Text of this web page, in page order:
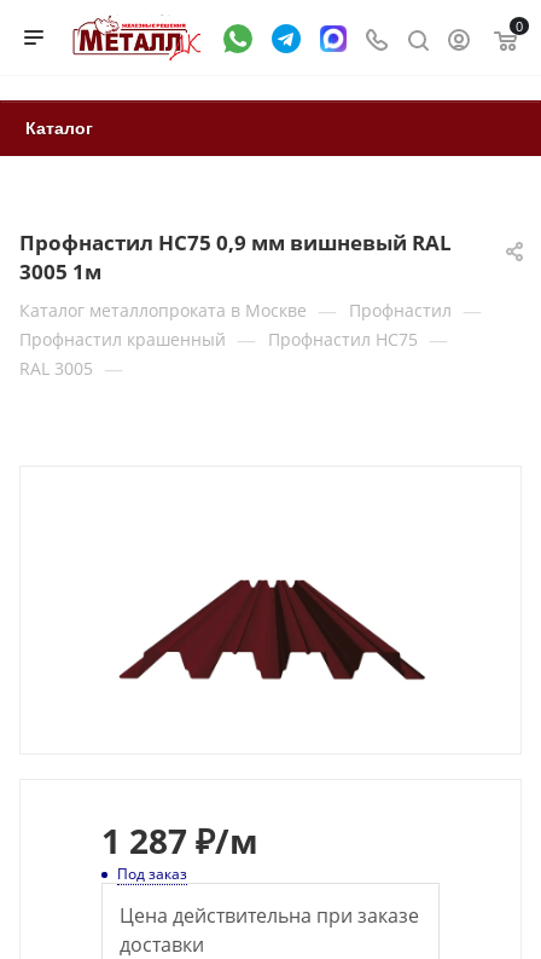
0
Каталог
Профнастил НС75 0,9 мм вишневый RAL
3005 1м
Каталог металлопроката в Москве — Профнастил —
Профнастил крашенный — Профнастил НС75 —
RAL 3005 —
1 287 ₽/м
Под заказ
Цена действительна при заказе
доставки